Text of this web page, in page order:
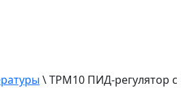
\ТРМ10 ПИД-регулятор с